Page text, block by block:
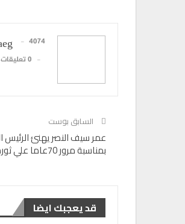
4074 المشاركات
0 تعليقات
السابق بوست
عمر سيف النصر يهنئ
بمناسبة مرور 70عاما علي ثورة 23يوليو
قد يعجبك ايضا